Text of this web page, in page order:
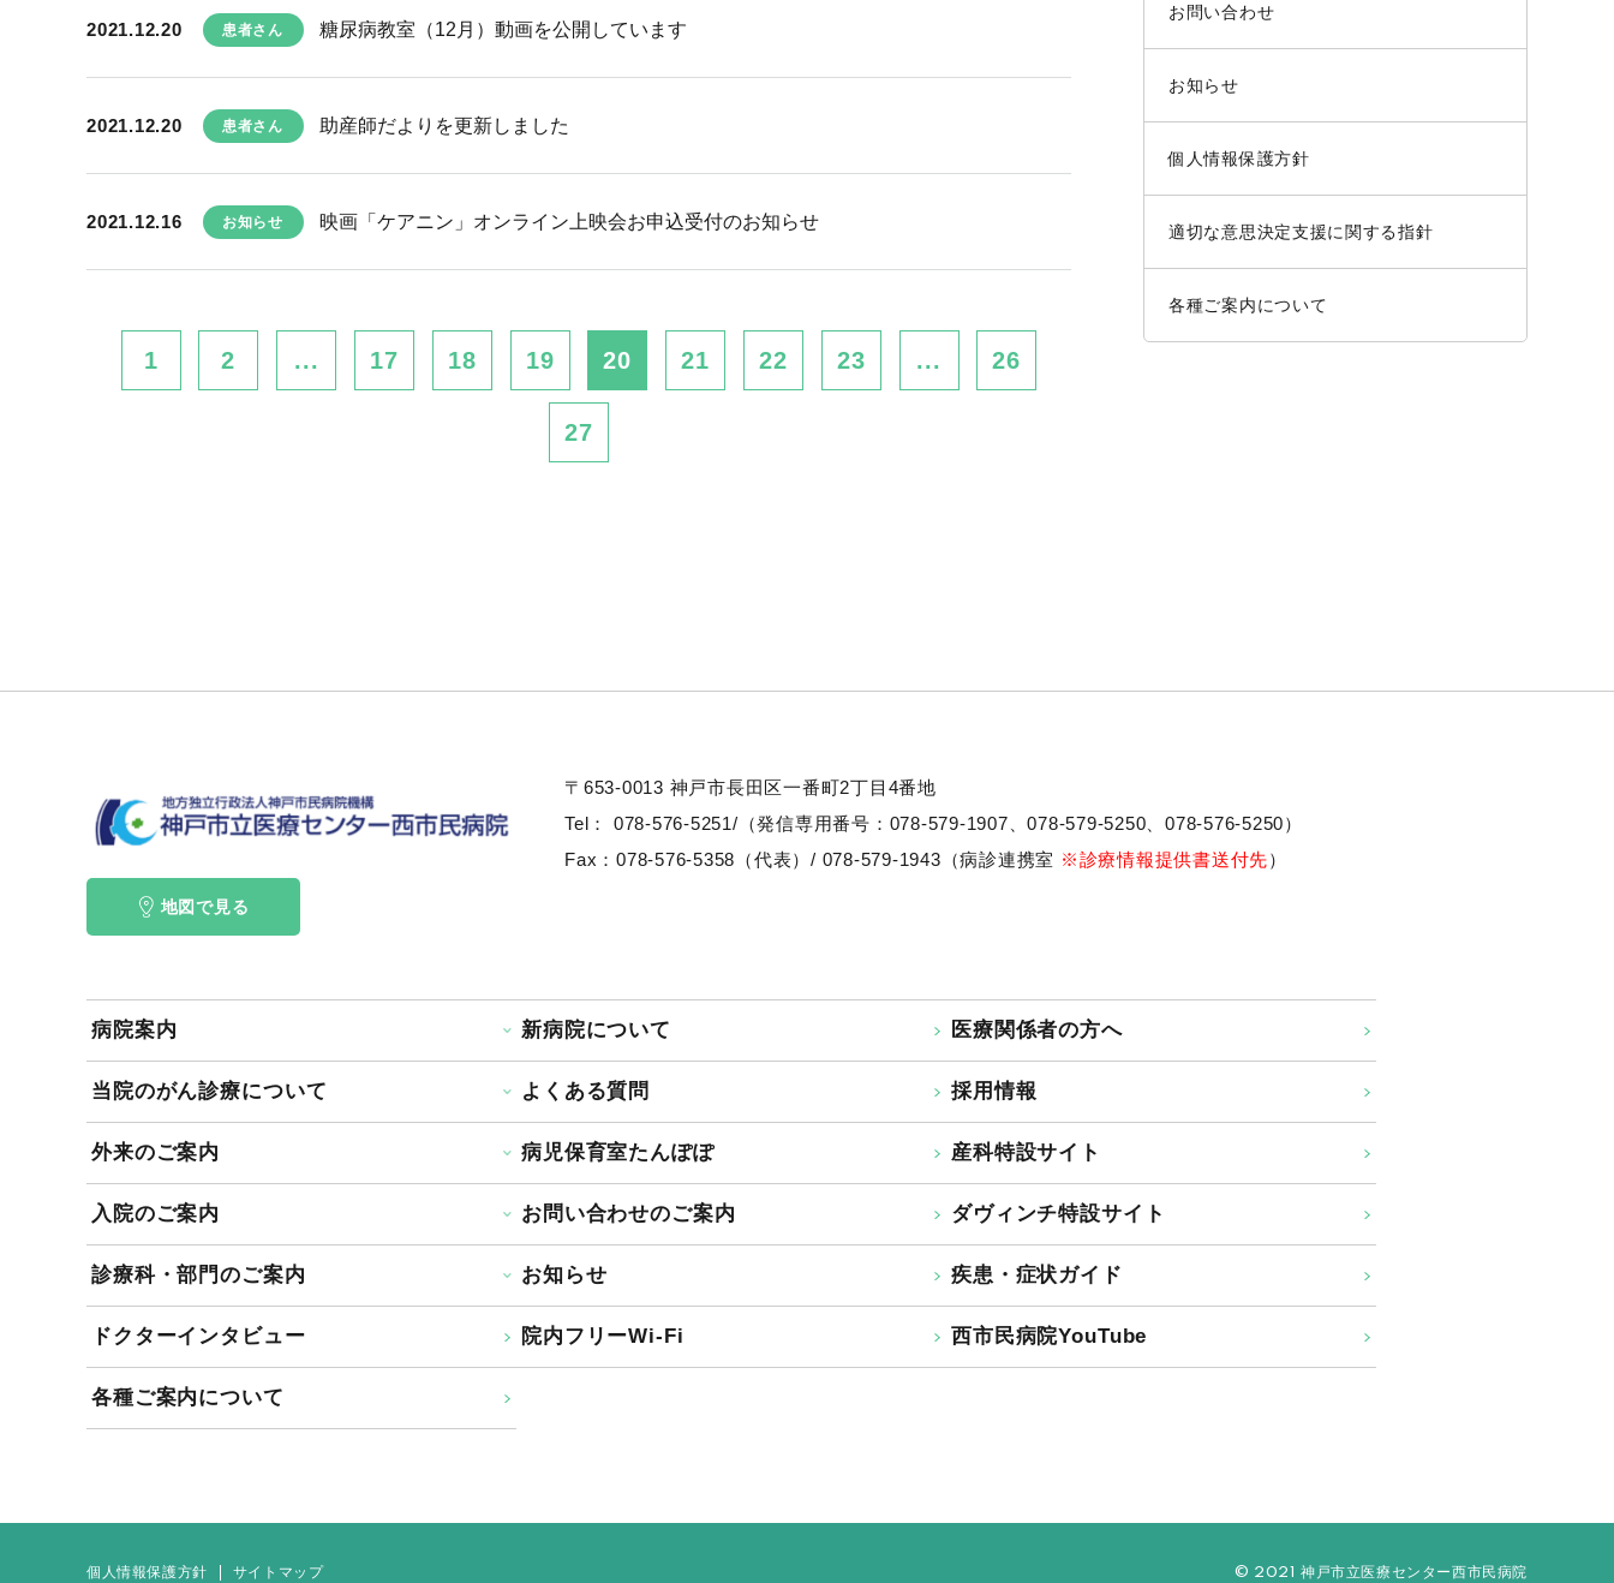
2021.12.20 患者さん 糖尿病教室（12月）動画を公開しています
2021.12.20 患者さん 助産師だよりを更新しました
2021.12.16 お知らせ 映画「ケアニン」オンライン上映会お申込受付のお知らせ
1 2 ... 17 18 19 20 21 22 23 ... 26
27
お問い合わせ
お知らせ
個人情報保護方針
適切な意思決定支援に関する指針
各種ご案内について
〒653-0013 神戸市長田区一番町2丁目4番地
Tel：
078-576-5251/（発信専用番号：078-579-1907、078-579-5250、 078-576-5250）
Fax：078-576-5358（代表）/ 078-579-1943（病診連携室 ※診療情報提供書送付先）
地図で見る
病院案内
当院のがん診療について
外来のご案内
入院のご案内
診療科・部門のご案内
ドクターインタビュー
各種ご案内について
新病院について
よくある質問
病児保育室たんぽぽ
お問い合わせのご案内
お知らせ
院内フリーWi-Fi
医療関係者の方へ
採用情報
産科特設サイト
ダヴィンチ特設サイト
疾患・症状ガイド
西市民病院YouTube
個人情報保護方針 サイトマップ © 2021 神戸市立医療センター西市民病院